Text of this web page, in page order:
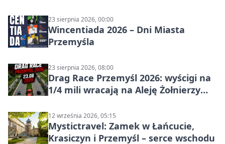
23 sierpnia 2026, 00:00
Wincentiada 2026 – Dni Miasta
Przemyśla
23 sierpnia 2026, 08:00
Drag Race Przemyśl 2026: wyścigi na
1/4 mili wracają na Aleję Żołnierzy
12 września 2026, 05:15
Mystictravel: Zamek w Łańcucie,
Krasiczyn i Przemyśl – serce wschodu